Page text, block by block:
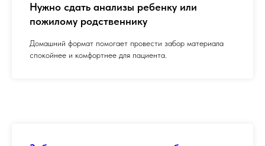
Нужно сдать анализы ребенку или
пожилому родственнику
Домашний формат помогает провести забор материала
спокойнее и комфортнее для пациента.